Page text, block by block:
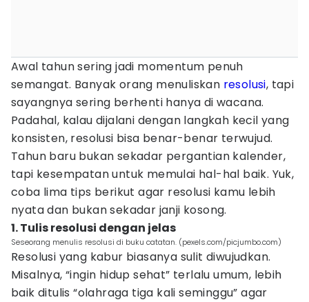
Awal tahun sering jadi momentum penuh
semangat. Banyak orang menuliskan resolusi, tapi
sayangnya sering berhenti hanya di wacana.
Padahal, kalau dijalani dengan langkah kecil yang
konsisten, resolusi bisa benar-benar terwujud.
Tahun baru bukan sekadar pergantian kalender,
tapi kesempatan untuk memulai hal-hal baik. Yuk,
coba lima tips berikut agar resolusi kamu lebih
nyata dan bukan sekadar janji kosong.
1. Tulis resolusi dengan jelas
Seseorang menulis resolusi di buku catatan. (pexels.com/picjumbo.com)
Resolusi yang kabur biasanya sulit diwujudkan.
Misalnya, “ingin hidup sehat” terlalu umum, lebih
baik ditulis “olahraga tiga kali seminggu” agar